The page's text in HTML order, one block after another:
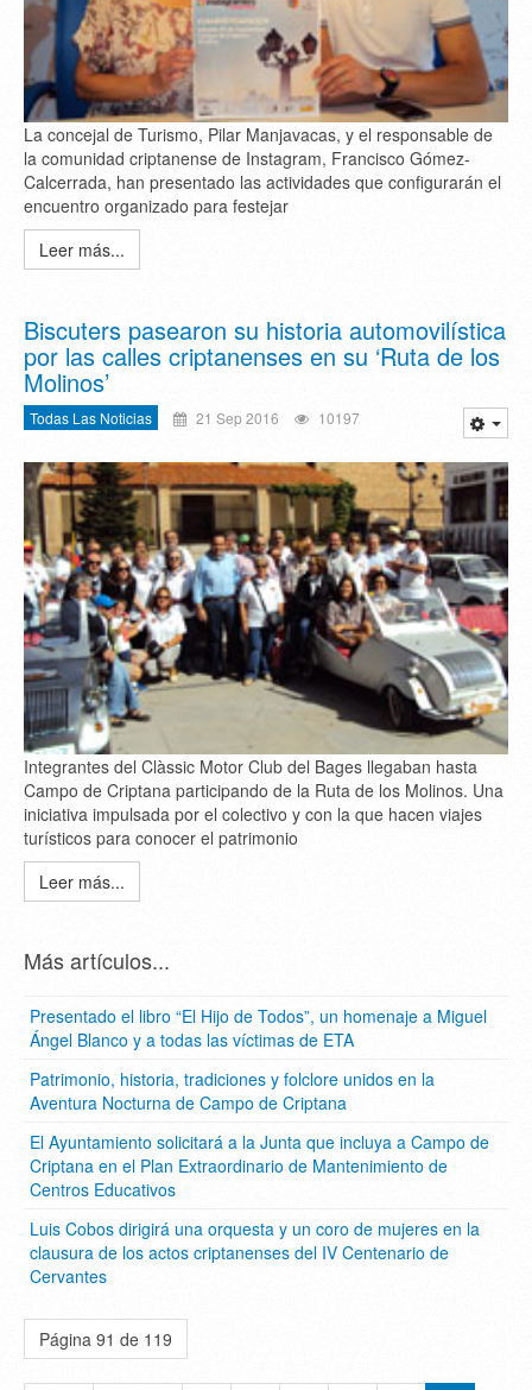
La concejal de Turismo, Pilar Manjavacas, y el responsable de
la comunidad criptanense de Instagram, Francisco Gómez-
Calcerrada, han presentado las actividades que configurarán el
encuentro organizado para festejar
Leer más...
Biscuters pasearon su historia automovilística
por las calles criptanenses en su ‘Ruta de los
Molinos’
Todas Las Noticias 21 Sep 2016 10197
Integrantes del Clàssic Motor Club del Bages llegaban hasta
Campo de Criptana participando de la Ruta de los Molinos. Una
iniciativa impulsada por el colectivo y con la que hacen viajes
turísticos para conocer el patrimonio
Leer más...
Más artículos...
Presentado el libro “El Hijo de Todos”, un homenaje a Miguel
Ángel Blanco y a todas las víctimas de ETA
Patrimonio, historia, tradiciones y folclore unidos en la
Aventura Nocturna de Campo de Criptana
El Ayuntamiento solicitará a la Junta que incluya a Campo de
Criptana en el Plan Extraordinario de Mantenimiento de
Centros Educativos
Luis Cobos dirigirá una orquesta y un coro de mujeres en la
clausura de los actos criptanenses del IV Centenario de
Cervantes
Página 91 de 119